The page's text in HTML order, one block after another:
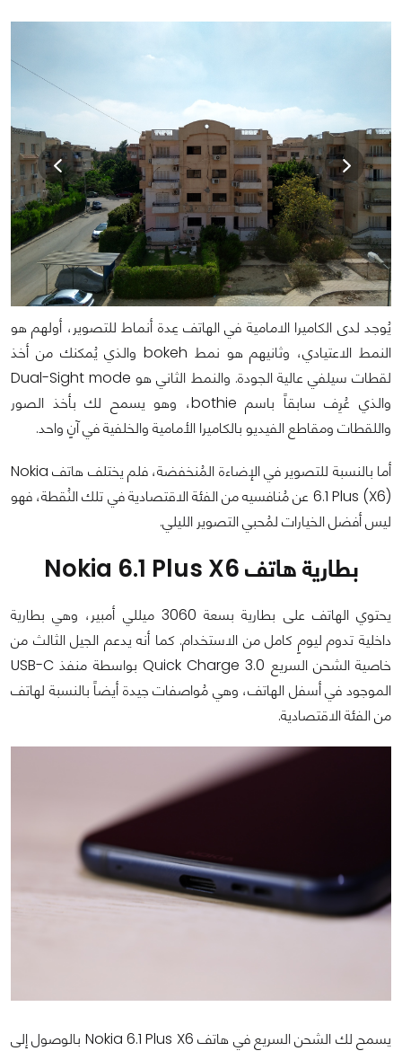
يُوجد لدى الكاميرا الامامية في الهاتف عِدة أنماط للتصوير، أولهم هو
النمط الاعتيادي، وثانيهم هو نمط bokeh والذي يُمكنك من أخذ
لقطات سيلفي عالية الجودة. والنمط الثاني هو Dual-Sight mode
والذي عُرِف سابقاً باسم bothie، وهو يسمح لك بأخذ الصور
واللقطات ومقاطع الفيديو بالكاميرا الأمامية والخلفية في آنٍ واحد.
أما بالنسبة للتصوير في الإضاءة المُنخفضة، فلم يختلف هاتف Nokia
6.1 Plus (X6) عن مُنافسيه من الفئة الاقتصادية في تلك النُقطة، فهو
ليس أفضل الخيارات لمُحبي التصوير الليلي.
بطارية هاتف Nokia 6.1 Plus X6
يحتوي الهاتف على بطارية بسعة 3060 ميللي أمبير، وهي بطارية
داخلية تدوم ليومٍ كامل من الاستخدام. كما أنه يدعم الجيل الثالث من
خاصية الشحن السريع Quick Charge 3.0 بواسطة منفذ USB-C
الموجود في أسفل الهاتف، وهي مُواصفات جيدة أيضاً بالنسبة لهاتف
من الفئة الاقتصادية.
يسمح لك الشحن السريع في هاتف Nokia 6.1 Plus X6 بالوصول إلى